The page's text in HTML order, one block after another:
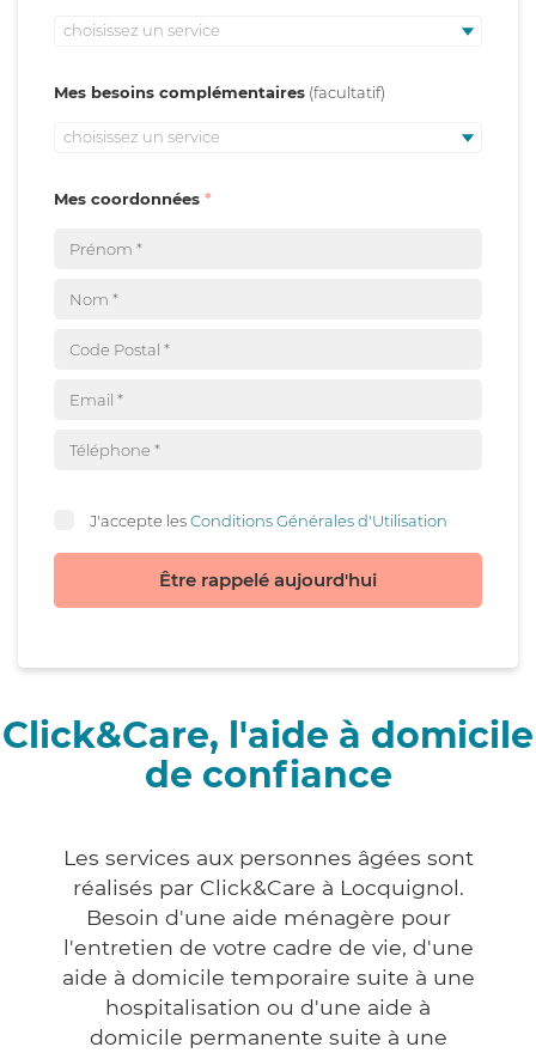
choisissez un service
Mes besoins complémentaires
choisissez un service
Mes coordonnées
J'accepte lesConditions Générales d'Utilisation
Être rappelé aujourd'hui
Click&Care, l'aide à domicile
de confiance
Les services aux personnes âgées sont
réalisés par Click&Care à Locquignol.
Besoin d'une aide ménagère pour
l'entretien de votre cadre de vie, d'une
aide à domicile temporaire suite à une
hospitalisation ou d'une aide à
domicile permanente suite à une